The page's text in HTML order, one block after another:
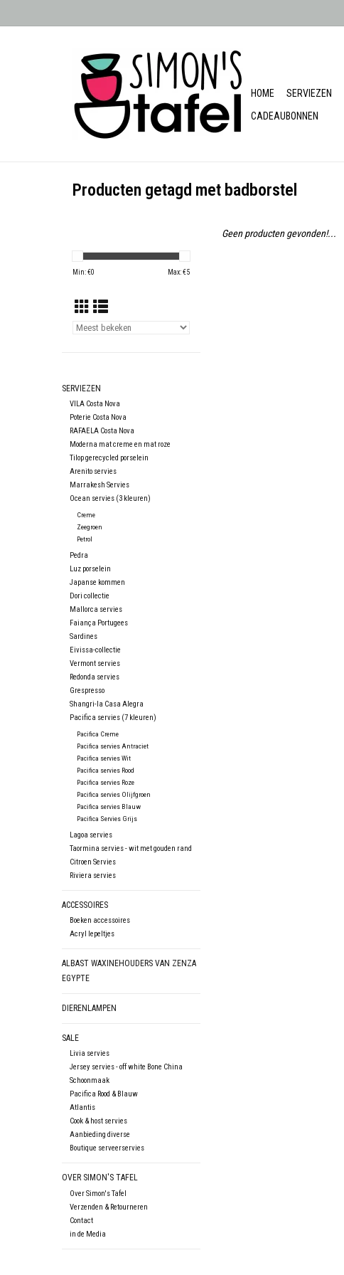
HOME SERVIEZEN
CADEAUBONNEN
Producten getagd met badborstel
Min: €0 Max: €5
SERVIEZEN
VILA Costa Nova
Poterie Costa Nova
RAFAELA Costa Nova
Moderna mat creme en mat roze
Tilop gerecycled porselein
Arenito servies
Marrakesh Servies
Ocean servies (3 kleuren)
Creme
Zeegroen
Petrol
Pedra
Luz porselein
Japanse kommen
Dori collectie
Mallorca servies
Faiança Portugees
Sardines
Eivissa-collectie
Vermont servies
Redonda servies
Grespresso
Shangri-la Casa Alegra
Pacifica servies (7 kleuren)
Pacifica Creme
Pacifica servies Antraciet
Pacifica servies Wit
Pacifica servies Rood
Pacifica servies Roze
Pacifica servies Olijfgroen
Pacifica servies Blauw
Pacifica Servies Grijs
Lagoa servies
Taormina servies - wit met gouden rand
Citroen Servies
Riviera servies
ACCESSOIRES
Boeken accessoires
Acryl lepeltjes
ALBAST WAXINEHOUDERS VAN ZENZA
EGYPTE
DIERENLAMPEN
SALE
Livia servies
Jersey servies - off white Bone China
Schoonmaak
Pacifica Rood & Blauw
Atlantis
Cook & host servies
Aanbieding diverse
Boutique serveerservies
OVER SIMON'S TAFEL
Over Simon's Tafel
Verzenden & Retourneren
Contact
in de Media
Geen producten gevonden!...